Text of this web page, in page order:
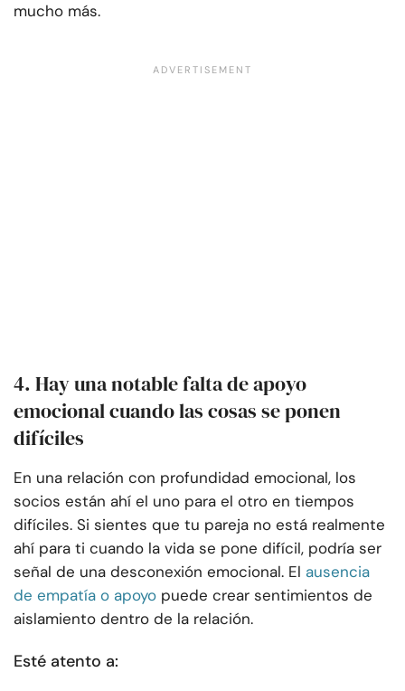
mucho más.
4. Hay una notable falta de apoyo
emocional cuando las cosas se ponen
difíciles
En una relación con profundidad emocional, los
socios están ahí el uno para el otro en tiempos
difíciles. Si sientes que tu pareja no está realmente
ahí para ti cuando la vida se pone difícil, podría ser
señal de una desconexión emocional. El ausencia
de empatía o apoyo puede crear sentimientos de
aislamiento dentro de la relación.
Esté atento a: